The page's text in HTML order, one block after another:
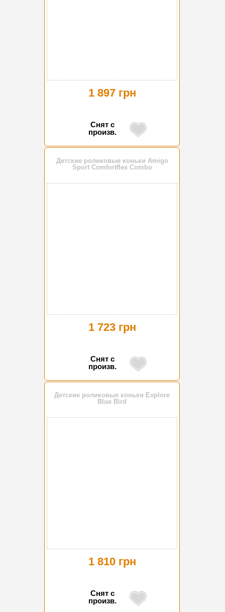
1 897 грн
Снят с
произв.
Детские роликовые коньки Amigo
Sport Comfortflex Combo
1 723 грн
Снят с
произв.
Детские роликовые коньки Explore
Blue Bird
1 810 грн
Снят с
произв.